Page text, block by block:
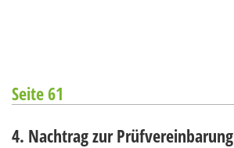
Seite 61
4. Nachtrag zur